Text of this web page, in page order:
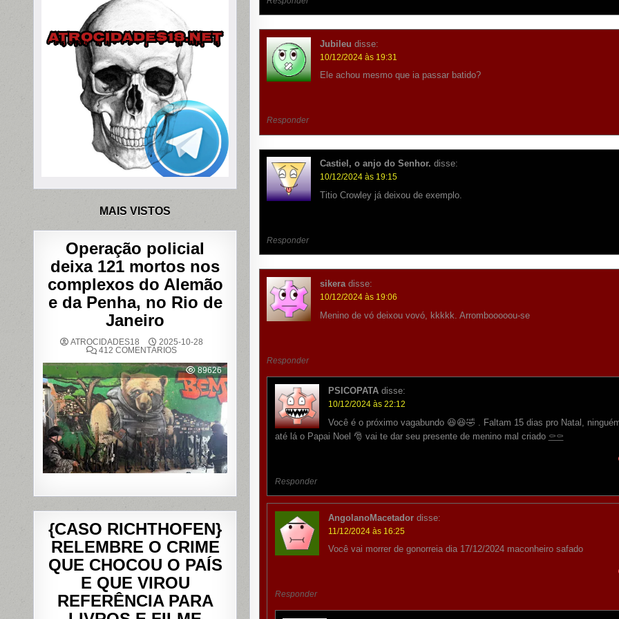
Jubileu disse:
10/12/2024 às 19:31
Ele achou mesmo que ia passar batido?
Responder
Castiel, o anjo do Senhor. disse:
10/12/2024 às 19:15
Titio Crowley já deixou de exemplo.
Responder
sikera disse:
10/12/2024 às 19:06
Menino de vó deixou vovó, kkkkk. Arrombooooou-se
Responder
PSICOPATA disse:
10/12/2024 às 22:12
Você é o próximo vagabundo 😆😆🤣 . Faltam 15 dias pro Natal,
até lá o Papai Noel 🎅 vai te dar seu presente de menino mal criado ⚰️⚰️
Responder
AngolanoMacetador disse:
11/12/2024 às 16:25
Você vai morrer de gonorreia dia 17/12/2024 maconheiro safado
Responder
MAIS VISTOS
Operação policial
deixa 121 mortos nos
complexos do Alemão
e da Penha, no Rio de
Janeiro
ATROCIDADES18
2025-10-28
412 COMENTÁRIOSEM
POLICIAL
DEIXA
121
MORTOS
NOS
COMPLEXOS
DO
ALEMÃO
E
DA
PENHA,
NO
RIO
DE
89626
{CASO RICHTHOFEN}
RELEMBRE O CRIME
QUE CHOCOU O PAÍS
E QUE VIROU
REFERÊNCIA PARA